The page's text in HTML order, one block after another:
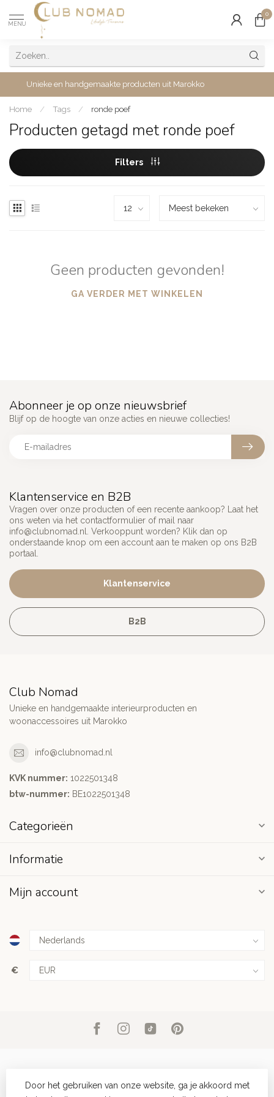
MENU
0
Unieke en handgemaakte producten uit Marokko
Home / Tags / ronde poef
Producten getagd met ronde poef
Filters
Geen producten gevonden!
GA VERDER MET WINKELEN
Klantenservice en B2B
Vragen over onze producten of een recente aankoop? Laat het
ons weten via het contactformulier of mail naar
info@clubnomad.nl
. Verkooppunt worden? Klik dan op
onderstaande knop om een account aan te maken op ons B2B
portaal.
Klantenservice
B2B
Abonneer je op onze nieuwsbrief
Blijf op de hoogte van onze acties en nieuwe collecties!
Club Nomad
Unieke en handgemaakte interieurproducten en
woonaccessoires uit Marokko
info@clubnomad.nl
KVK nummer: 1022501348
btw-nummer: BE1022501348
Categorieën
Informatie
Mijn account
€
Door het gebruiken van onze website, ga je akkoord met